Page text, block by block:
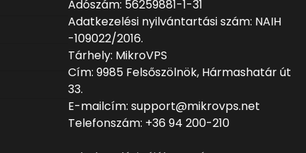
Adószám: 56259881-1-31
Adatkezelési nyilvántartási szám: NAIH
-109022/2016.
Tárhely: MikroVPS
Cím: 9985 Felsőszölnök, Hármashatár út
33.
E-mailcím: support@mikrovps.net
Telefonszám: +36 94 200-210